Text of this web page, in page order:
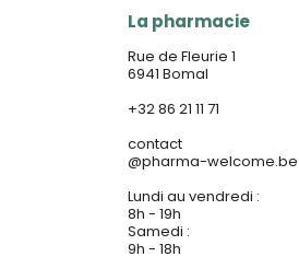
La pharmacie
Rue de Fleurie 1
6941 Bomal
+32 86 21 11 71
contact
@pharma-welcome.be
Lundi au vendredi :
8h - 19h
Samedi :
9h - 18h